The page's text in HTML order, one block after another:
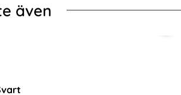
även
/ Magnet Skal 2in1 - Välj Färg!
för denna produkt